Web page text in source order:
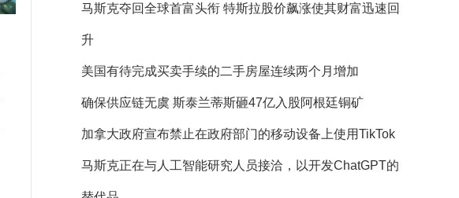
马斯克夺回全球首富头衔 特斯拉股价飙涨使其财富迅速回
升
美国有待完成买卖手续的二手房屋连续两个月增加
确保供应链无虞 斯泰兰蒂斯砸47亿入股阿根廷铜矿
加拿大政府宣布禁止在政府部门的移动设备上使用TikTok
马斯克正在与人工智能研究人员接洽，以开发ChatGPT的